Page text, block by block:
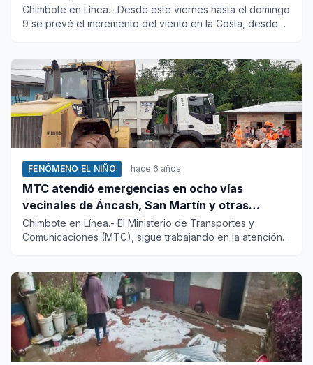
Chimbote en Línea.- Desde este viernes hasta el domingo
9 se prevé el incremento del viento en la Costa, desde
FENÓMENO EL NIÑO hace 6 años
MTC atendió emergencias en ocho vías
vecinales de Áncash, San Martín y otras
regiones
Chimbote en Línea.- El Ministerio de Transportes y
Comunicaciones (MTC), sigue trabajando en la atención